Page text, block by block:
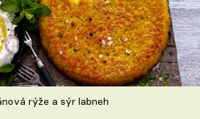
rýže a sýr labneh